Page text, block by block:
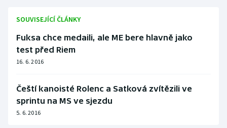
Sportovní střelba
Stolní tenis
Triatlon
Veslování
Vodní slalom
SOUVISEJÍCÍ ČLÁNKY
Fuksa chce medaili, ale ME bere hlavně jako
test před Riem
16. 6. 2016
Čeští kanoisté Rolenc a Satková zvítězili ve
sprintu na MS ve sjezdu
5. 6. 2016